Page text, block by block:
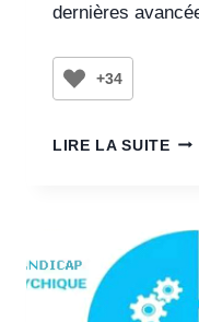
dernières
+34
LIRE LA SUITE